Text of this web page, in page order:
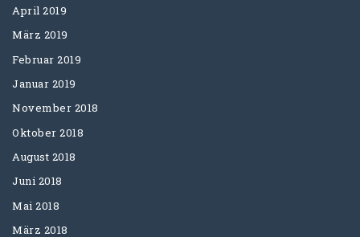
April 2019
März 2019
Februar 2019
Januar 2019
November 2018
Oktober 2018
August 2018
Juni 2018
Mai 2018
März 2018